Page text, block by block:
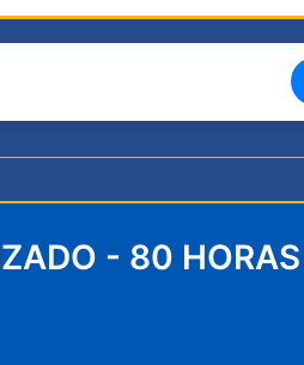
- 80 HORAS